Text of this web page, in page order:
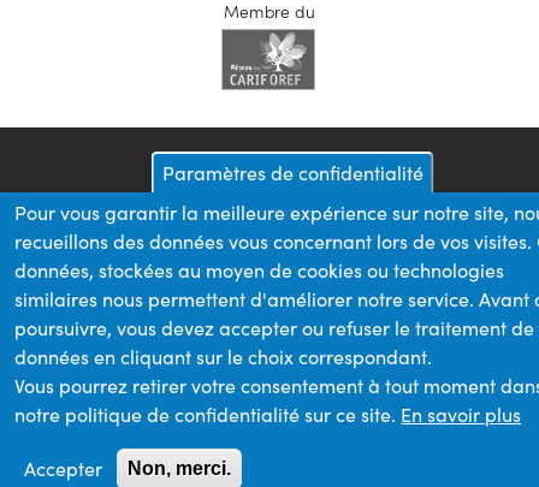
Membre du
Paramètres de confidentialité
Pour vous garantir la meilleure expérience sur notre site,
recueillons des données vous concernant lors de vos visites.
données, stockées au moyen de cookies ou technologies
similaires nous permettent d'améliorer notre service. Avant
poursuivre, vous devez accepter ou refuser le traitement de
données en cliquant sur le choix correspondant.
Vous pourrez retirer votre consentement à tout moment
notre politique de confidentialité sur ce site. En savoir plus
Accepter Non, merci.